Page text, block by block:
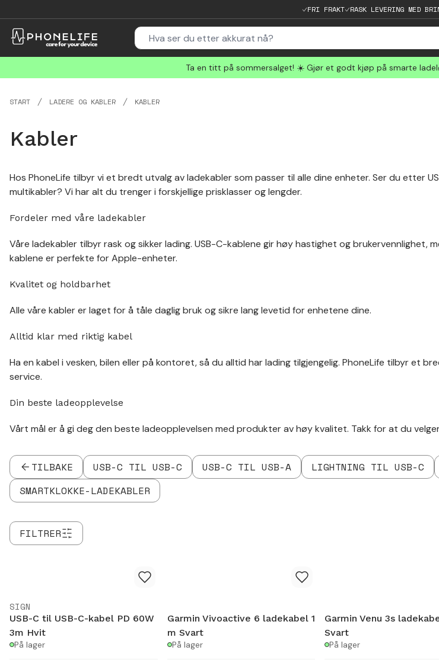
FRI FRAKT RASK LEVERING MED
Ta en titt på sommersalget! ☀️ Gjør et godt kjøp på smarte
START LADERE OG KABLER KABLER
Kabler
Hos PhoneLife tilbyr vi et bredt utvalg av ladekabler som passer til alle dine enheter. Ser du etter
multikabler? Vi har alt du trenger i forskjellige prisklasser og lengder.
Fordeler med våre ladekabler
Våre ladekabler tilbyr rask og sikker lading. USB-C-kablene gir høy hastighet og brukervennlighet,
kablene er perfekte for Apple-enheter.
Kvalitet og holdbarhet
Alle våre kabler er laget for å tåle daglig bruk og sikre lang levetid for enhetene dine.
Alltid klar med riktig kabel
Ha en kabel i vesken, bilen eller på kontoret, så du alltid har lading tilgjengelig. PhoneLife tilbyr et
service.
Din beste ladeopplevelse
Vårt mål er å gi deg den beste ladeopplevelsen med produkter av høy kvalitet. Takk for at du
TILBAKE USB-C TIL USB-C USB-C TIL USB-A LIGHTNING TIL USB-C
SMARTKLOKKE-LADEKABLER
FILTRER
SIGN
USB-C til USB-C-kabel PD 60W
3m Hvit
På lager
Garmin Vivoactive 6 ladekabel 1
m Svart
På lager
Garmin Venu 3s
Svart
På lager